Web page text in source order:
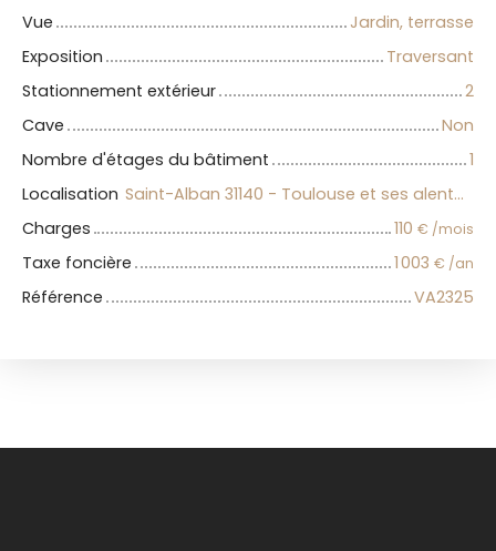
Vue
Jardin, terrasse
Exposition
Traversant
Stationnement extérieur
2
Cave
Non
Nombre d'étages du bâtiment
1
Localisation
Saint-Alban 31140 - Toulouse et ses alentours
Charges
110 € /mois
Taxe foncière 1 003 € /an
Référence VA2325